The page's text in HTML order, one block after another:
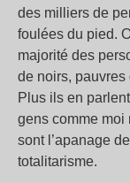
des milliers de
foulées du pied.
majorité des
de noirs, pauvres
Plus ils en
gens comme moi
sont l’apanage
totalitarisme.